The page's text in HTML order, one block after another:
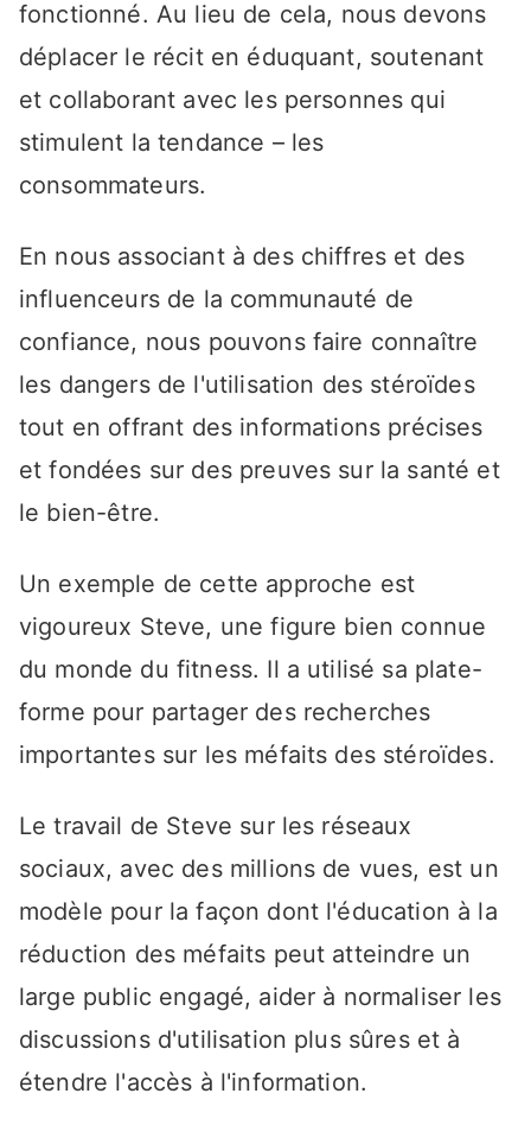
fonctionné. Au lieu de cela, nous devons
déplacer le récit en éduquant, soutenant
et collaborant avec les personnes qui
stimulent la tendance – les
consommateurs.
En nous associant à des chiffres et des
influenceurs de la communauté de
confiance, nous pouvons faire connaître
les dangers de l'utilisation des stéroïdes
tout en offrant des informations précises
et fondées sur des preuves sur la santé et
le bien-être.
Un exemple de cette approche est
vigoureux Steve, une figure bien connue
du monde du fitness. Il a utilisé sa plate-
forme pour partager des recherches
importantes sur les méfaits des stéroïdes.
Le travail de Steve sur les réseaux
sociaux, avec des millions de vues, est un
modèle pour la façon dont l'éducation à la
réduction des méfaits peut atteindre un
large public engagé, aider à normaliser les
discussions d'utilisation plus sûres et à
étendre l'accès à l'information.